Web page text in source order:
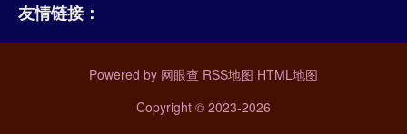
友情链接：
Powered by 网眼查 RSS地图 HTML地图
Copyright © 2023-2026